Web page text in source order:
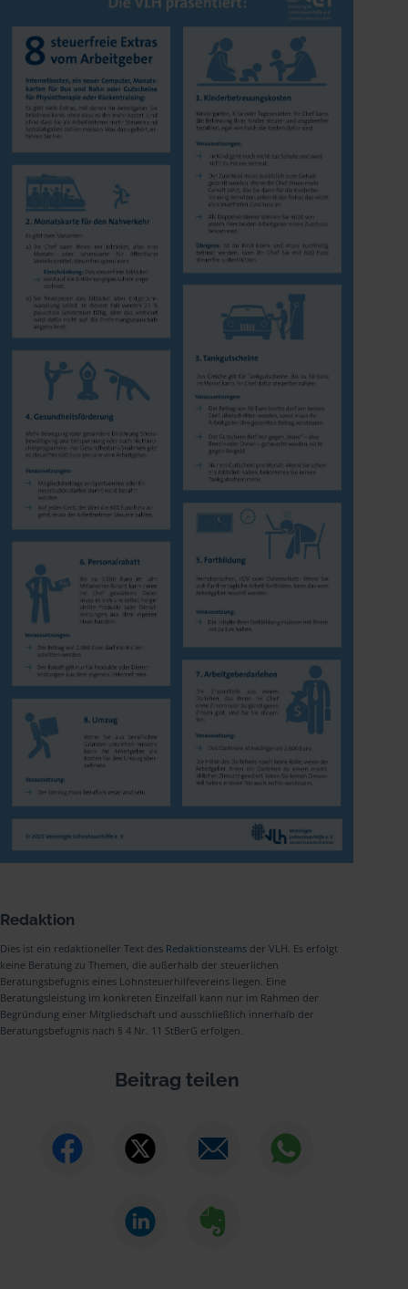
Redaktion
Dies ist ein redaktioneller Text des Redaktionsteams der VLH. Es erfolgt
keine Beratung zu Themen, die außerhalb der steuerlichen
Beratungsbefugnis eines Lohnsteuerhilfevereins liegen. Eine
Beratungsleistung im konkreten Einzelfall kann nur im Rahmen der
Begründung einer Mitgliedschaft und ausschließlich innerhalb der
Beratungsbefugnis nach § 4 Nr. 11 StBerG erfolgen.
Beitrag teilen